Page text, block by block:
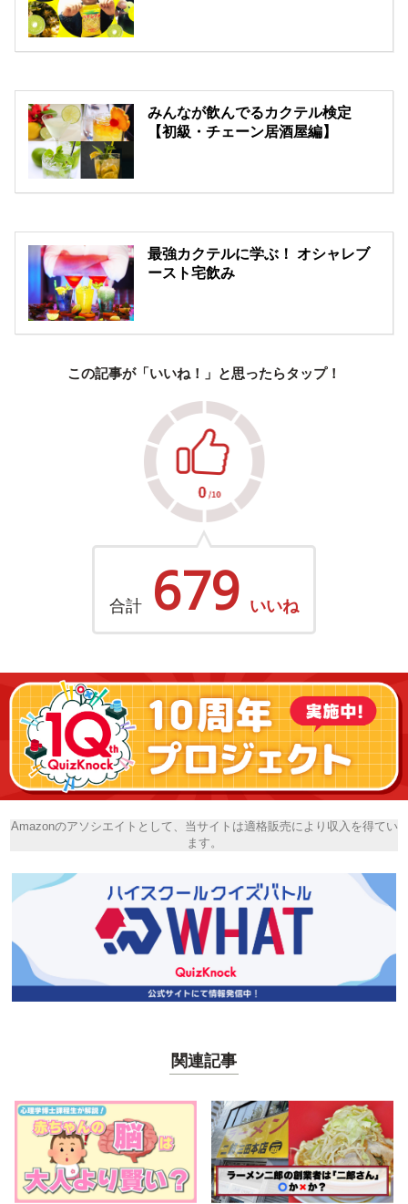
みんなが飲んでるカクテル検定
【初級・チェーン居酒屋編】
最強カクテルに学ぶ！ オシャレブ
ースト宅飲み
この記事が「いいね！」と思ったらタップ！
合計 679 いいね
Amazonのアソシエイトとして、当サイトは適格販売により収入を得てい
ます。
関連記事